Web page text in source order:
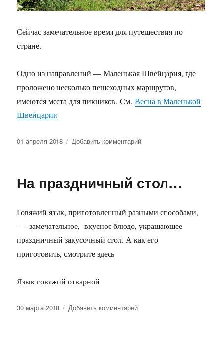
Сейчас замечательное время для путешествия по
стране.
Одно из направлений — Маленькая Швейцария, где
проложено несколько пешеходных маршрутов,
имеются места для пикников. См.Весна в Маленькой
Швейцарии
Опубликовано
01 апреля 2018 Добавить комментарийк
На праздничный стол…
Говяжий язык, приготовленный разными способами,
— замечательное, вкусное блюдо, украшающее
праздничный закусочный стол. А как его
приготовить, смотрите здесь
Язык говяжий отварной
Опубликовано
30 марта 2018 Добавить комментарийк